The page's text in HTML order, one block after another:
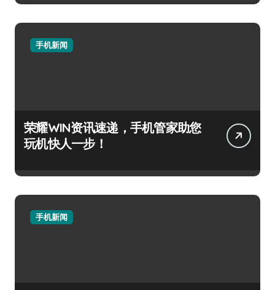
手机新闻
荣耀WIN资讯速递，手机管家助您
玩机快人一步！
手机新闻